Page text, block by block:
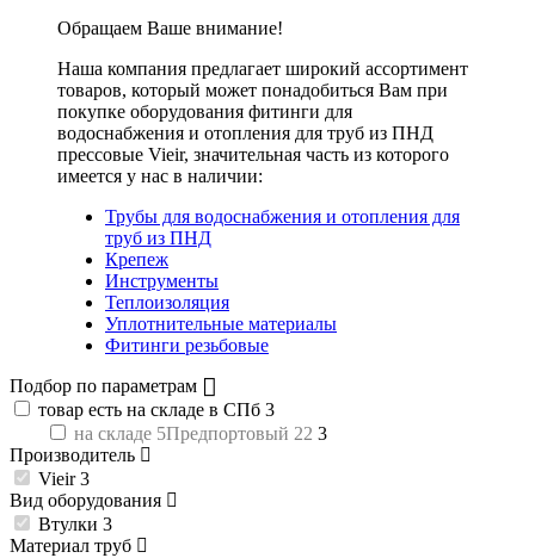
Обращаем Ваше внимание!
Наша компания предлагает широкий ассортимент
товаров, который может понадобиться Вам при
покупке оборудования фитинги для
водоснабжения и отопления для труб из ПНД
прессовые Vieir, значительная часть из которого
имеется у нас в наличии:
Трубы для водоснабжения и отопления для
труб из ПНД
Крепеж
Инструменты
Теплоизоляция
Уплотнительные материалы
Фитинги резьбовые
Подбор по параметрам
товар есть на складе в СПб 3
на складе 5Предпортовый 22 3
Производитель
Vieir3
Вид оборудования
Втулки 3
Материал труб